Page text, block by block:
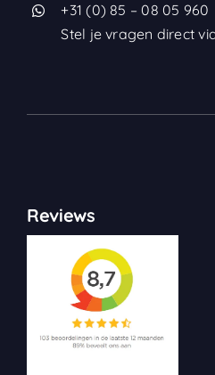
+31 (0) 85 – 08 05 960
Stel je vragen direct
Reviews